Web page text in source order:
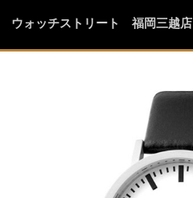
ウォッチストリート 福岡三越店